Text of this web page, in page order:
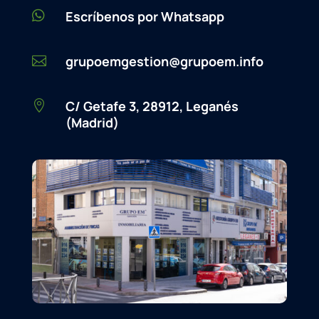
 Escríbenos por Whatsapp
 grupoemgestion@grupoem.info

C/ Getafe 3, 28912, Leganés
(Madrid)